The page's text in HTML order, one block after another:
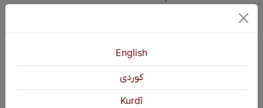
1 2 3 Paşî »
English
كوردی
Kurdî